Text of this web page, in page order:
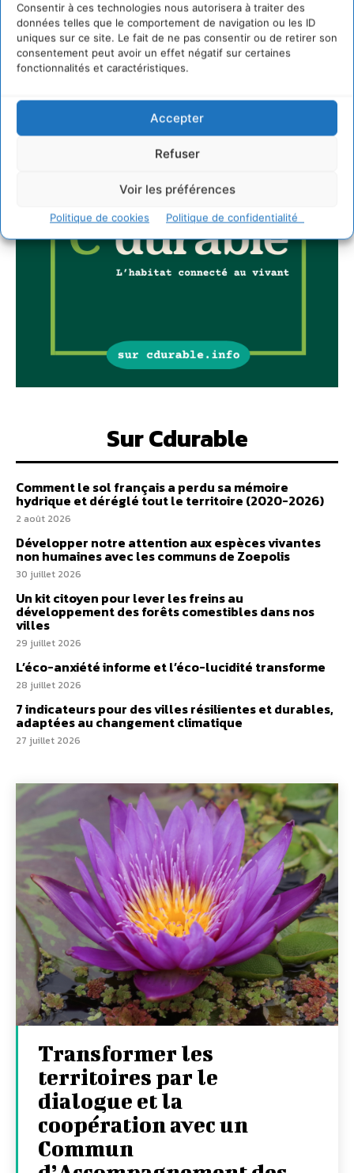
Consentir à ces technologies nous autorisera à traiter des
données telles que le comportement de navigation ou les ID
uniques sur ce site. Le fait de ne pas consentir ou de retirer son
consentement peut avoir un effet négatif sur certaines
fonctionnalités et caractéristiques.
Accepter
Refuser
Voir les préférences
Politique de cookies Politique de confidentialité
JE M'ABONNE
Sur Cdurable
Comment le sol français a perdu sa mémoire
hydrique et déréglé tout le territoire (2020-2026)
2 août 2026
Développer notre attention aux espèces vivantes
non humaines avec les communs de Zoepolis
30 juillet 2026
Un kit citoyen pour lever les freins au
développement des forêts comestibles dans nos
villes
29 juillet 2026
L’éco-anxiété informe et l’éco-lucidité transforme
28 juillet 2026
7 indicateurs pour des villes résilientes et durables,
adaptées au changement climatique
27 juillet 2026
Transformer les
territoires par le
dialogue et la
coopération avec un
Commun